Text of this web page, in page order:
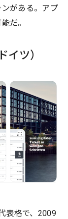
がある。アプ
だ。
イツ）
表格で、2009